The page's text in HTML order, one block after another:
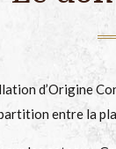
d’Origine
entre la